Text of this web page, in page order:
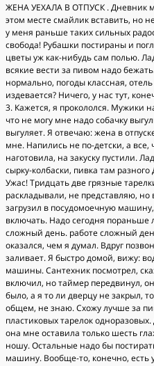
ЖЕНА УЕХАЛА В ОТПУСК . Дневник
этом месте смайлик вставить, но
у меня раньше таких сильных
свобода! Рубашки постираны и
цветы уж как-нибудь сам полью.
всякие вести за пивом надо
нормально, погоды классная,
издевается? Ничего, у нас тут,
3. Кажется, я прокололся. Мужики
что не могу мне надо собачку
выгуляет. Я отвечаю: жена в
мне. Напились не по-детски, а
наготовила, на закуску пустили.
сырку-колбаски, пивка там
Ужас! Тридцать две грязные
раскладывали, не представляю,
загрузил в посудомоечную
включать. Надо сегодня пораньше
сложный день. работе сложный
оказался, чем я думал. Вдруг
заливает. Я быстро домой, вижу:
машины. Сантехник посмотрел,
включил, но таймер передвинул,
было, а я то ли дверцу не закрыл,
общем, не знаю. Схожу лучше за
пластиковых тарелок
она мне оставила только шесть
ношу. Остальные надо бы
машину. Вообще-то, конечно, есть